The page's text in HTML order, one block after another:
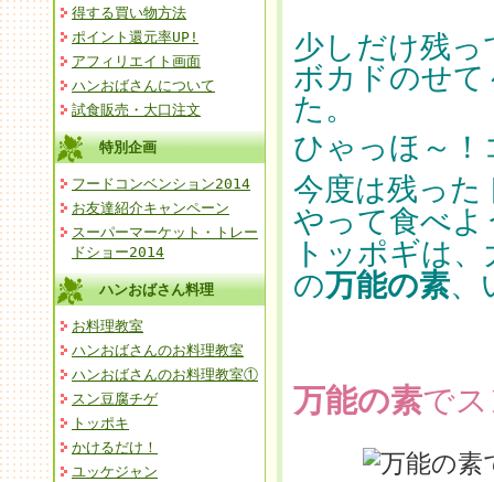
得する買い物方法
ポイント還元率UP!
アフィリエイト画面
ハンおばさんについて
試食販売・大口注文
特別企画
フードコンベンション2014
お友達紹介キャンペーン
スーパーマーケット・トレー
ドショー2014
ハンおばさん料理
お料理教室
ハンおばさんのお料理教室
ハンおばさんのお料理教室①
スン豆腐チゲ
トッポキ
かけるだけ！
ユッケジャン
少しだけ残
ボカドのせ
た。
ひゃっほ～！
今度は残っ
やって食べよ
トッポギは
の万能の素、
万能の素で